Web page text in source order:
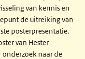
van kennis en
de uitreiking van
posterpresentatie.
van Hester
onderzoek naar de